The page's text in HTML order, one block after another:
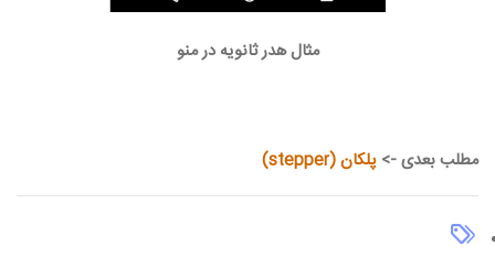
مثال هدر ثانویه در منو
مطلب بعدی -> پلکان (stepper)